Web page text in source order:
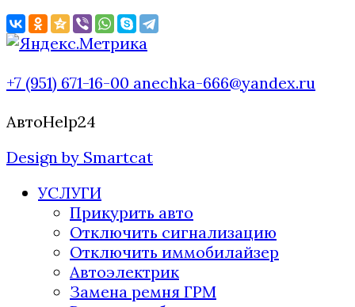
+7 (951) 671-16-00 anechka-666@yandex.ru
АвтоHelp24
Design by Smartcat
УСЛУГИ
Прикурить авто
Отключить сигнализацию
Отключить иммобилайзер
Автоэлектрик
Замена ремня ГРМ